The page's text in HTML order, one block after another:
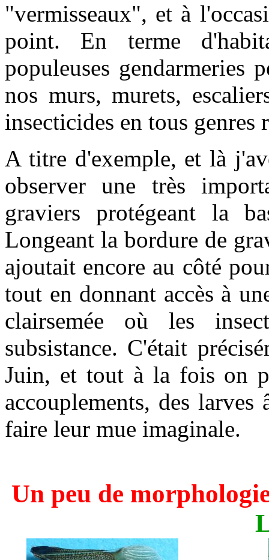
"vermisseaux", et à
point. En terme
populeuses gendarmeries
nos murs, murets,
insecticides en tous genres
A titre d'exemple, et là
observer une très
graviers protégeant la
Longeant la bordure de
ajoutait encore au côté
tout en donnant accès à
clairsemée où les
subsistance. C'était
Juin, et tout à la fois on
accouplements, des
faire leur mue imaginale.
Un peu de